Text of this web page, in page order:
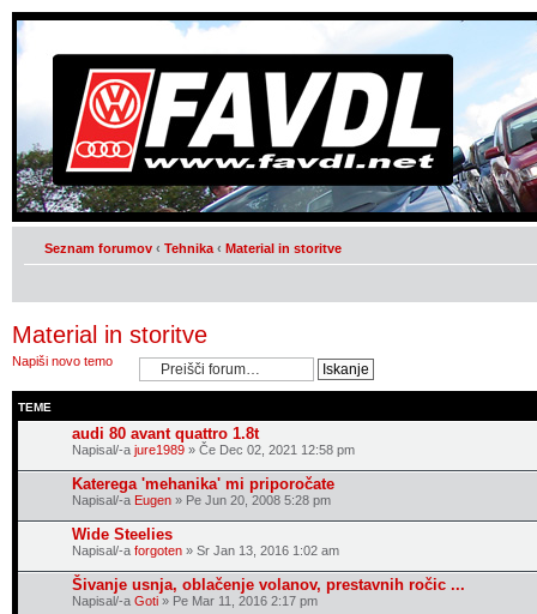
Seznam forumov ‹ Tehnika ‹ Material in storitve
Material in storitve
Napiši novo temo
TEME
audi 80 avant quattro 1.8t
Napisal/-a jure1989 » Če Dec 02, 2021 12:58 pm
Katerega 'mehanika' mi priporočate
Napisal/-a Eugen » Pe Jun 20, 2008 5:28 pm
Wide Steelies
Napisal/-a forgoten » Sr Jan 13, 2016 1:02 am
Šivanje usnja, oblačenje volanov, prestavnih ročic ...
Napisal/-a Goti » Pe Mar 11, 2016 2:17 pm